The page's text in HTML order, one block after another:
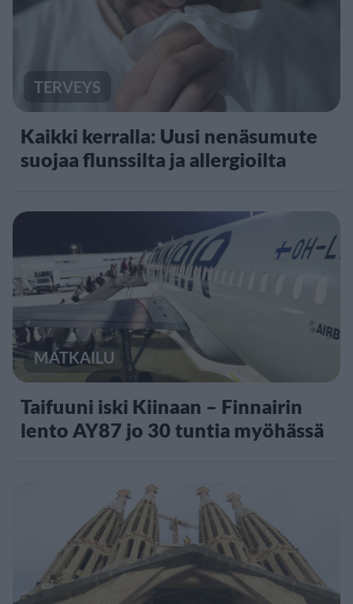
TERVEYS
Kaikki kerralla: Uusi nenäsumute
suojaa flunssilta ja allergioilta
MATKAILU
Taifuuni iski Kiinaan – Finnairin
lento AY87 jo 30 tuntia myöhässä